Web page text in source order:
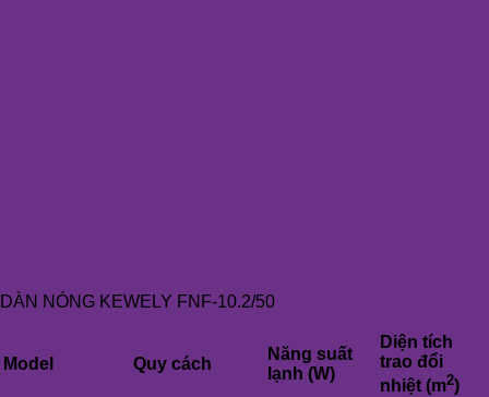
DÀN NÓNG KEWELY FNF-10.2/50
Model Quy cách
Năng suất
lạnh (W)
Diện tích
trao đổi
nhiệt (m2)